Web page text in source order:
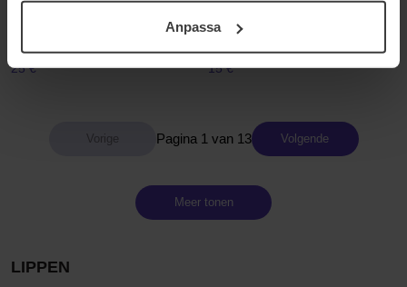
samt vår Integritetspolicy.Anpassa
Moisture Surge Lip Hydro-Plump
25 €
2 g
15 €
Pagina 1 van 13 Volgende
Meer tonen
LIPPEN